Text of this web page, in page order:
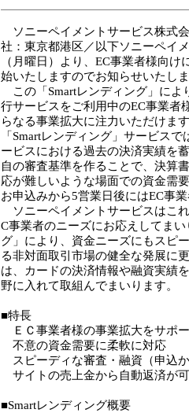
ソニーペイメントサービス株式
社：東京都港区／以下ソニーペイ
（月曜日）より、EC事業者様向
始いたしますのでお知らせいたし
この「Smartレンディング」によ
行サービスをご利用中のEC事業者
らなる事業拡大に注力いただけま
「Smartレンディング」サービス
ービスにおける過去の決済実績を
自の審査基準を作ることで、決算
応が難しいような場面での資金需
お申込みから5営業日後にはEC事
ソニーペイメントサービスはこ
C事業者のニーズにお応えしてま
グ」により、資金ニーズにもスピ
る非対面取引市場の健全な発展に
は、カードの決済情報や融資実績
野に入れて取組んでまいります。
■特長
ＥＣ事業者様の事業拡大をサポ
不意の資金需要に柔軟に対応
スピーディな審査・融資（申込
サイトの売上金から自動返済が
■Smartレンディング概要